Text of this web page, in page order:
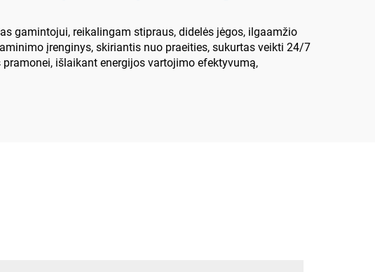
gamintojui, reikalingam stipraus, didelės jėgos, ilgaamžio
įrenginys, skiriantis nuo praeities, sukurtas veikti 24/7
išlaikant energijos vartojimo efektyvumą,